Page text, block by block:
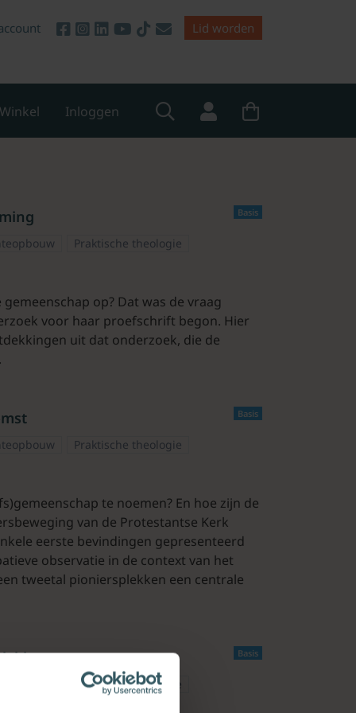
Lid worden
Winkel Inloggen
Basis
Praktische theologie
op? Dat was de vraag
voor haar proefschrift begon. Hier
uit dat onderzoek, die de
Basis
Praktische theologie
te noemen? En hoe zijn de
van de Protestantse Kerk
eerste bevindingen gepresenteerd
observatie in de context van het
tweetal pioniersplekken een centrale
Basis
Praktische theologie